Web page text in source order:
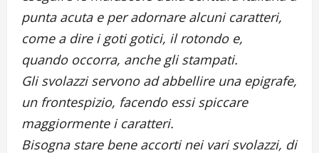
punta acuta e per adornare alcuni caratteri,
come a dire i goti gotici, il rotondo e,
quando occorra, anche gli stampati.
Gli svolazzi servono ad abbellire una epigrafe,
un frontespizio, facendo essi spiccare
maggiormente i caratteri.
Bisogna stare bene accorti nei vari svolazzi, di